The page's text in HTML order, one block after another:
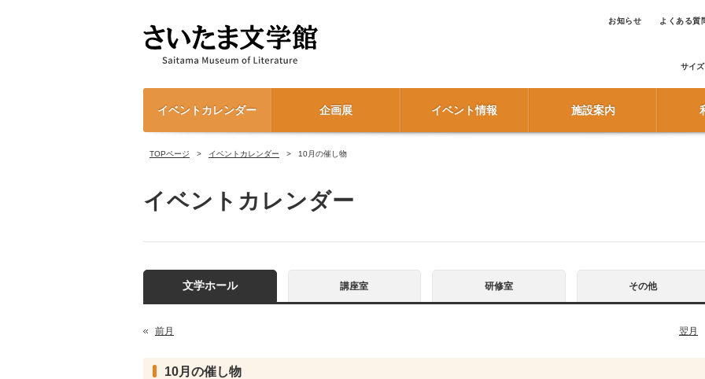
お知らせ よくある質
サイズ
イベントカレンダー 企画展 イベント情報 施設案内
TOPページ イベントカレンダー 10月の催し物
イベントカレンダー
文学ホール 講座室 研修室 その他
翌月
前月
10月の催し物